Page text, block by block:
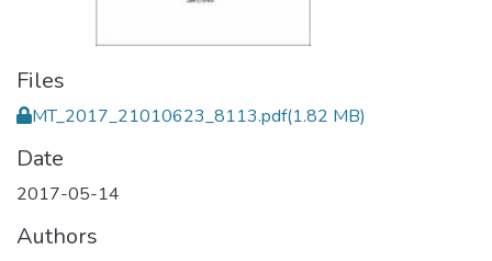
Files
MT_2017_21010623_8113.pdf(1.82 MB)
Date
2017-05-14
Authors